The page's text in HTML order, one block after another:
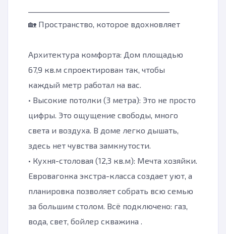
🏡 Пространство, которое вдохновляет
Архитектура комфорта: Дом площадью
67,9 кв.м спроектирован так, чтобы
каждый метр работал на вас.
• Высокие потолки (3 метра): Это не просто
цифры. Это ощущение свободы, много
света и воздуха. В доме легко дышать,
здесь нет чувства замкнутости.
• Кухня-столовая (12,3 кв.м): Мечта хозяйки.
Евровагонка экстра-класса создает уют, а
планировка позволяет собрать всю семью
за большим столом. Всё подключено: газ,
вода, свет, бойлер скважина .